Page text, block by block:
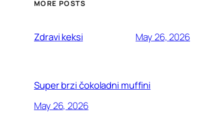
MORE POSTS
Zdravi keksi May 26, 2026
Super brzi čokoladni muffini
May 26, 2026